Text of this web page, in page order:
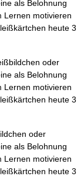
als Belohnung
Lernen motivieren
heute 3
oder
als Belohnung
Lernen motivieren
heute 3
oder
als Belohnung
Lernen motivieren
heute 3